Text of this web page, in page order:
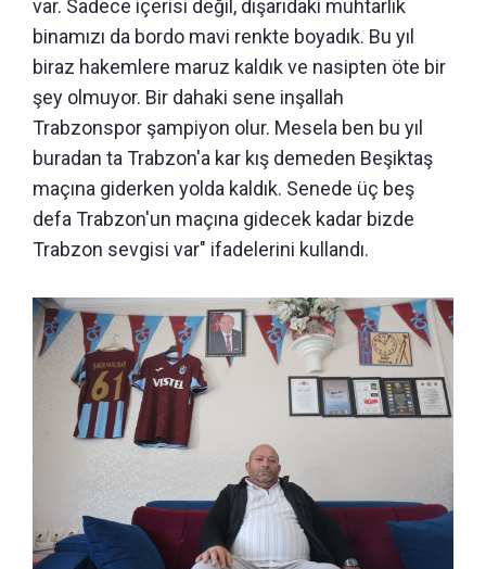
var. Sadece içerisi değil, dışarıdaki muhtarlık
binamızı da bordo mavi renkte boyadık. Bu yıl
biraz hakemlere maruz kaldık ve nasipten öte bir
şey olmuyor. Bir dahaki sene inşallah
Trabzonspor şampiyon olur. Mesela ben bu yıl
buradan ta Trabzon'a kar kış demeden Beşiktaş
maçına giderken yolda kaldık. Senede üç beş
defa Trabzon'un maçına gidecek kadar bizde
Trabzon sevgisi var" ifadelerini kullandı.